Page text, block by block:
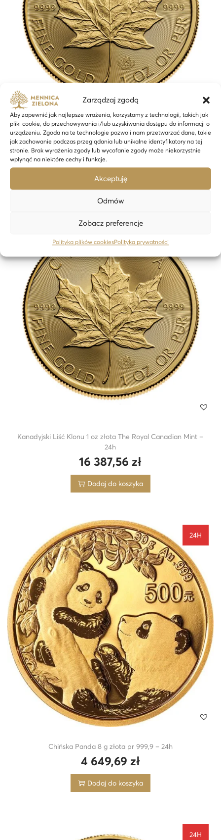
Zarządzaj zgodą
Aby zapewnić jak najlepsze wrażenia, korzystamy z technologii, takich jak
pliki cookie, do przechowywania i/lub uzyskiwania dostępu do informacji o
urządzeniu. Zgoda na te technologie pozwoli nam przetwarzać dane, takie
jak zachowanie podczas przeglądania lub unikalne identyfikatory na tej
stronie. Brak wyrażenia zgody lub wycofanie zgody może niekorzystnie
wpłynąć na niektóre cechy i funkcje.
Akceptuję
Odmów
Zobacz preferencje
Polityka plików cookiesPolityka prywatności
Kanadyjski Liść Klonu 1 oz złota The Royal Canadian Mint
16 355,70zł
Dodaj do koszyka
Kanadyjski Liść Klonu 1 oz złota The Royal Canadian Mint –
24h
16 387,56zł
Dodaj do koszyka
Chińska Panda 8 g złota pr 999,9 – 24h
4 649,69 zł
24H
Dodaj do koszyka
24H